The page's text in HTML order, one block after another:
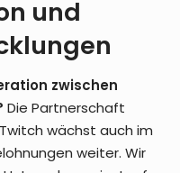
und
zwischen
Die Partnerschaft
wächst auch im
weiter. Wir